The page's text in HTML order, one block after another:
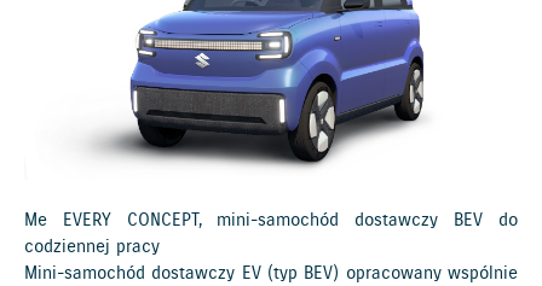
Me EVERY CONCEPT, mini-samochód dostawczy BEV do
codziennej pracy
Mini-samochód dostawczy EV (typ BEV) opracowany wspólnie